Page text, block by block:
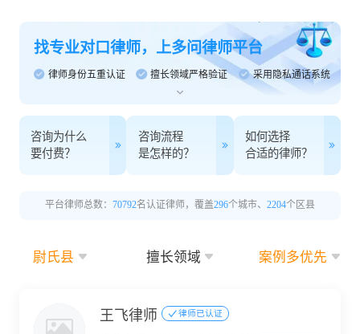
找专业对口律师，上多问律师平台
律师身份五重认证 擅长领域严格验证 采用隐私通话系统
咨询为什么
要付费？
咨询流程
是怎样的？
如何选择
合适的律师？
平台律师总数： 70792名认证律师，覆盖296个城市、 2204个区县
尉氏县 擅长领域 案例多优先
王飞律师 律师已认证